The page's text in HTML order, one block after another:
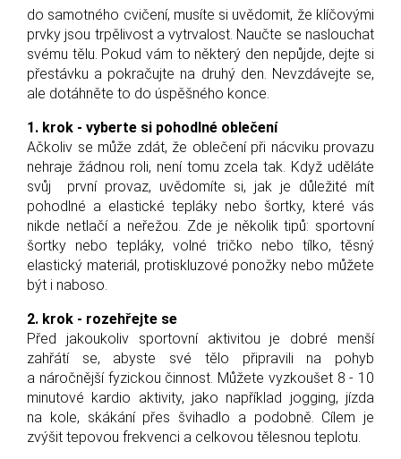
do samotného cvičení, musíte si uvědomit, že klíčovými
prvky jsou trpělivost a vytrvalost. Naučte se naslouchat
svému tělu. Pokud vám to některý den nepůjde, dejte si
přestávku a pokračujte na druhý den. Nevzdávejte se,
ale dotáhněte to do úspěšného konce.
1. krok - vyberte si pohodlné oblečení
Ačkoliv se může zdát, že oblečení při nácviku provazu
nehraje žádnou roli, není tomu zcela tak. Když uděláte
svůj první provaz, uvědomíte si, jak je důležité mít
pohodlné a elastické tepláky nebo šortky, které vás
nikde netlačí a neřežou. Zde je několik tipů: sportovní
šortky nebo tepláky, volné tričko nebo tílko, těsný
elastický materiál, protiskluzové ponožky nebo můžete
být i naboso.
2. krok - rozehřejte se
Před jakoukoliv sportovní aktivitou je dobré menší
zahřátí se, abyste své tělo připravili na pohyb
a náročnější fyzickou činnost. Můžete vyzkoušet 8 - 10
minutové kardio aktivity, jako například jogging, jízda
na kole, skákání přes švihadlo a podobně. Cílem je
zvýšit tepovou frekvenci a celkovou tělesnou teplotu.